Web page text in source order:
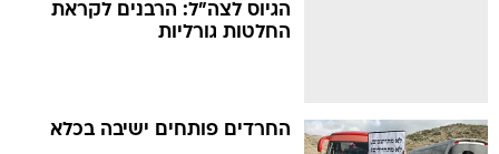
הגיוס לצה"ל: הרבנים לקראת
החלטות גורליות
החרדים פותחים ישיבה בכלא